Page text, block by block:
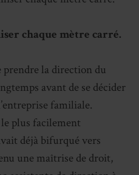
chaque mètre carré.
la direction du
avant de se décider
familiale.
le plus facilement
déjà bifurqué vers
une maîtrise de droit,